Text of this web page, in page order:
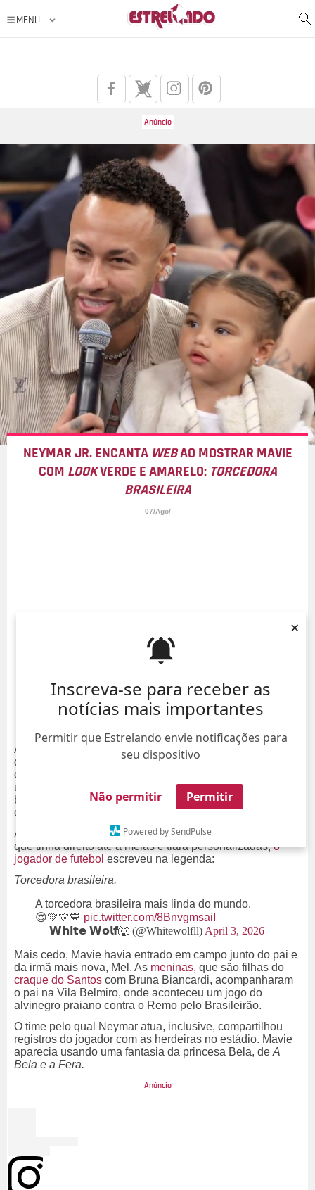
Inscreva-se para receber as
notícias mais importantes
Permitir que Estrelando envie notificações para
seu dispositivo
Não permitir Permitir
Powered by SendPulse
×
NEYMAR JR. ENCANTA WEBAO MOSTRAR MAVIE
COM LOOKVERDE E AMARELO: TORCEDORA
BRASILEIRA
07/Ago/
Alerta de fofura extrema! Na noite da última quinta-feira,
dia 2, Neymar Jr. derreteu o coração dos seguidores ao
compartilhar um registro para lá de encantador de Mavie
usando um look inteirinho verde e amarelo, cores da
bandeira do Brasil. Pelo jeito, a menininha já está em
clima de clima de Copa do Mundo!
Ao postar a foto da filha toda sorridente com seu visual,
que tinha direito até a meias e tiara personalizadas,o
jogador de futebol escreveu na legenda:
Torcedora brasileira.
A torcedora brasileira mais linda do mundo.
😍💚💛💙 pic.twitter.com/8BnvgmsaiI
— 𝗪𝗵𝗶𝘁𝗲 𝗪𝗼𝗹𝗳🐺 (@Whitewolfll) April 3, 2026
Mais cedo, Mavie havia entrado em campo junto do pai e
da irmã mais nova, Mel. As meninas, que são filhas do
craque do Santos com Bruna Biancardi, acompanharam
o pai na Vila Belmiro, onde aconteceu um jogo do
alvinegro praiano contra o Remo pelo Brasileirão.
O time pelo qual Neymar atua, inclusive, compartilhou
registros do jogador com as herdeiras no estádio. Mavie
aparecia usando uma fantasia da princesa Bela, de A
Bela e a Fera.